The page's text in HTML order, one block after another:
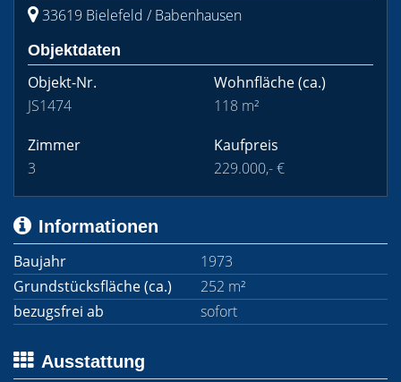
33619 Bielefeld / Babenhausen
Objektdaten
Objekt-Nr.
JS1474
Wohnfläche(ca.)
118 m²
Zimmer
3
Kaufpreis
229.000,- €
Informationen
Baujahr
1973
Grundstücksfläche (ca.)
252 m²
bezugsfrei ab
sofort
Ausstattung